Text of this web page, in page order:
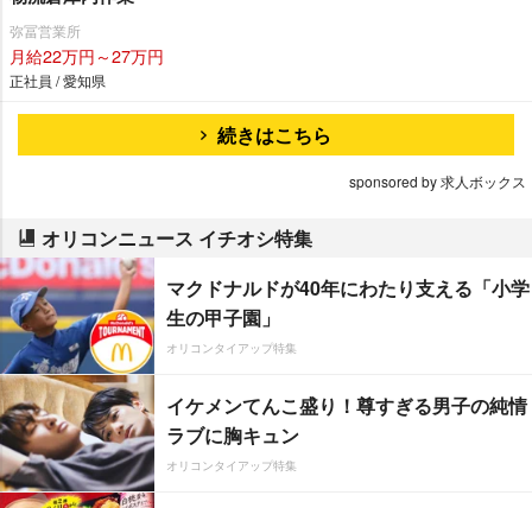
弥冨営業所
月給22万円～27万円
正社員 / 愛知県
続きはこちら
sponsored by 求人ボックス
オリコンニュース イチオシ特集
マクドナルドが40年にわたり支える「小学
生の甲子園」
オリコンタイアップ特集
イケメンてんこ盛り！尊すぎる男子の純情
ラブに胸キュン
オリコンタイアップ特集